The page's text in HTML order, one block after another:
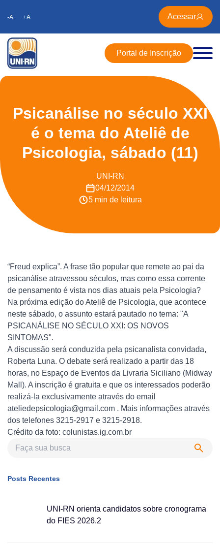
-A +A Acessar
Portal de Inscrição
Psicanálise no século XXI
é o tema do Ateliê de
Psicologia, sábado (11)
UNI-RN
04/12/2014
5 min de leitura
“Freud explica”. A frase tão popular que remete ao pai da
psicanálise atravessou séculos, mas como essa corrente
de pensamento é vista nos dias atuais pela Psicologia?
Na próxima edição do Ateliê de Psicologia, que acontece
neste sábado, o assunto estará pautado no tema: "A
PSICANÁLISE NO SÉCULO XXI: OS NOVOS
SINTOMAS".
A discussão será conduzida pela psicanalista convidada,
Roberta Luna. O debate será realizado a partir das 18
horas, no Espaço de Eventos da Livraria Siciliano (Midway
Mall). A inscrição é gratuita e que os interessados poderão
realizá-la exclusivamente através do email
ateliedepsicologia@gmail.com . Mais informações através
dos telefones 3215-2917 e 3215-2918.
Crédito da foto: colunistas.ig.com.br
Posts Recentes
UNI-RN orienta candidatos sobre cronograma
do FIES 2026.2